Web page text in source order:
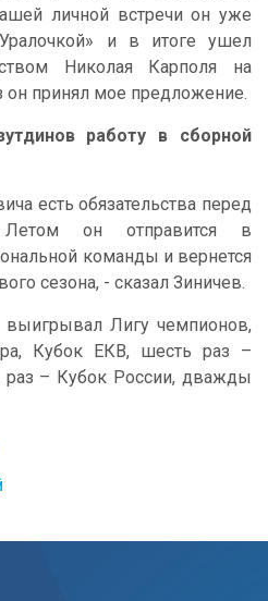
личной встречи он уже
и в итоге ушел
Николая Карполя на
он принял мое предложение.
работу в сборной
есть обязательства перед
Летом он отправится в
команды и вернется
сезона, - сказал Зиничев.
выигрывал Лигу чемпионов,
Кубок ЕКВ, шесть раз –
раз – Кубок России, дважды